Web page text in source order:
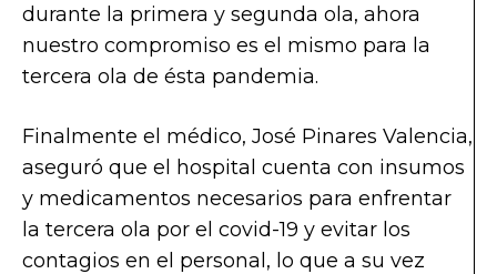
durante la primera y segunda ola, ahora
nuestro compromiso es el mismo para la
tercera ola de ésta pandemia.
Finalmente el médico, José Pinares Valencia,
aseguró que el hospital cuenta con insumos
y medicamentos necesarios para enfrentar
la tercera ola por el covid-19 y evitar los
contagios en el personal, lo que a su vez